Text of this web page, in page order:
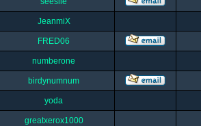
JeanmiX
FRED06
numberone
birdynumnum
yoda
greatxerox1000